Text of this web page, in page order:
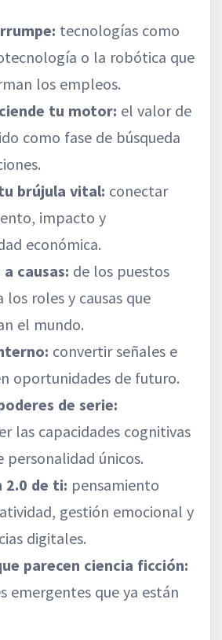
tecnologías como
o la robótica que
los empleos.
tu motor: el valor de
como fase de búsqueda
brújula vital: conectar
impacto y
económica.
causas: de los puestos
los roles y causas que
el mundo.
convertir señales e
oportunidades de futuro.
de serie:
las capacidades cognitivas
personalidad únicos.
2.0 de ti: pensamiento
gestión emocional y
digitales.
parecen ciencia ficción:
emergentes que ya están